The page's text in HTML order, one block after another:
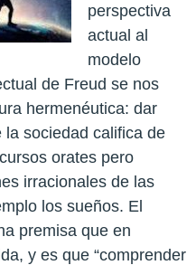
perspectiva
actual al
modelo
de Freud se nos
hermenéutica: dar
sociedad califica de
orates pero
irracionales de las
los sueños. El
premisa que en
y es que “comprender